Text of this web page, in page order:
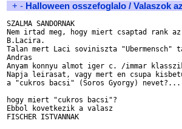
+ - Halloween osszefoglalo / Valaszok
SZALMA SANDORNAK
Nem irtad meg, hogy miert csaptad rank
B.Lacira.
Talan mert Laci soviniszta "Ubermensch"
Andras
Anyam konnyu almot iger c. /immar
Napja leirasat, vagy mert en csupa
a "cukros bacsi" (Soros Gyorgy)
hogy miert "cukros bacsi"?
Ebbol kovetkezik a valasz
FISCHER ISTVANNAK